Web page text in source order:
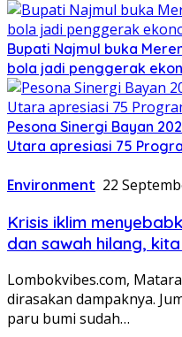
Bupati Najmul buka
bola jadi penggerak
Pesona Sinergi Bayan
Utara apresiasi 75
Environment 22
Krisis iklim
dan sawah hilang,
Lombokvibes.com,
dirasakan dampaknya.
paru bumi sudah…